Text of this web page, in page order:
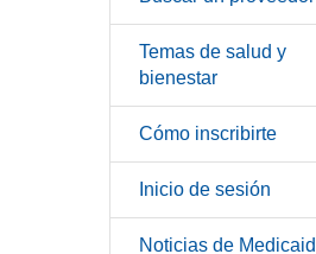
Temas de salud y
bienestar
Cómo inscribirte
Inicio de sesión
Noticias de Medicaid